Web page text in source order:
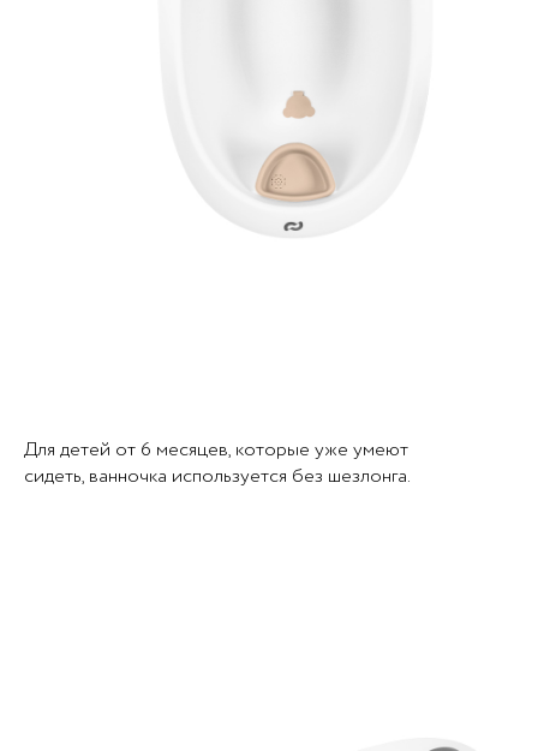
Для детей от 6 месяцев, которые уже умеют
сидеть, ванночка используется без шезлонга.